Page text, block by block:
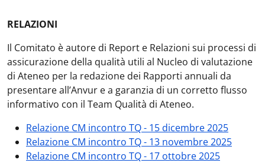
RELAZIONI
Il Comitato è autore di Report e Relazioni sui processi di
assicurazione della qualità utili al Nucleo di valutazione
di Ateneo per la redazione dei Rapporti annuali da
presentare all’Anvur e a garanzia di un corretto flusso
informativo con il Team Qualità di Ateneo.
Relazione CM incontro TQ - 15 dicembre 2025
Relazione CM incontro TQ - 13 novembre 2025
Relazione CM incontro TQ - 17 ottobre 2025